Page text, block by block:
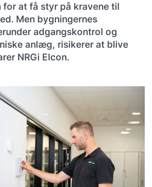
for at få styr på kravene til
Men bygningernes
adgangskontrol og
anlæg, risikerer at blive
NRGi Elcon.